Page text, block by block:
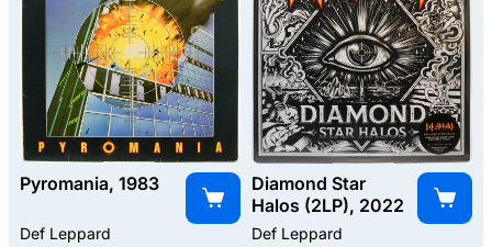
Pyromania, 1983
Def Leppard
Diamond Star
Halos (2LP), 2022
Def Leppard